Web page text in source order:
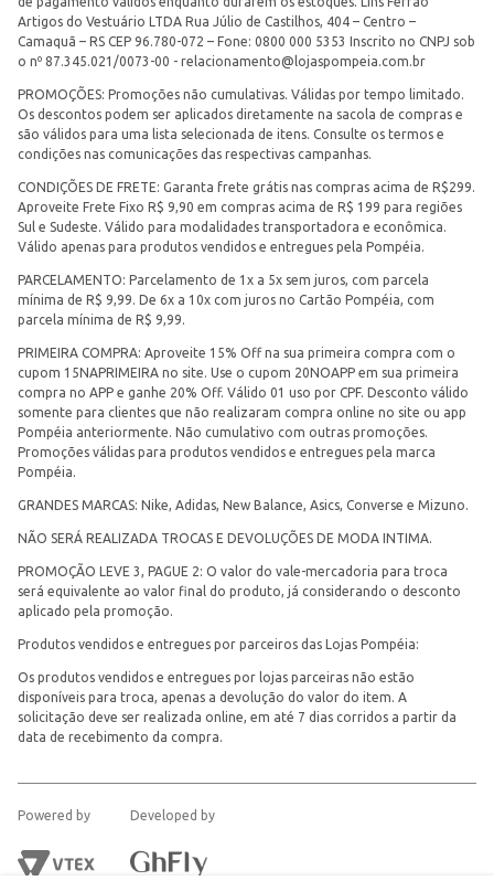
Artigos do Vestuário LTDA Rua Júlio de Castilhos, 404 – Centro –
Camaquã – RS CEP 96.780-072 – Fone: 0800 000 5353 Inscrito no CNPJ sob
o nº 87.345.021/0073-00 - relacionamento@lojaspompeia.com.br
PROMOÇÕES: Promoções não cumulativas. Válidas por tempo limitado.
Os descontos podem ser aplicados diretamente na sacola de compras e
são válidos para uma lista selecionada de itens. Consulte os termos e
condições nas comunicações das respectivas campanhas.
CONDIÇÕES DE FRETE: Garanta frete grátis nas compras acima de R$299.
Aproveite Frete Fixo R$ 9,90 em compras acima de R$ 199 para regiões
Sul e Sudeste. Válido para modalidades transportadora e econômica.
Válido apenas para produtos vendidos e entregues pela Pompéia.
PARCELAMENTO: Parcelamento de 1x a 5x sem juros, com parcela
mínima de R$ 9,99. De 6x a 10x com juros no Cartão Pompéia, com
parcela mínima de R$ 9,99.
PRIMEIRA COMPRA: Aproveite 15% Off na sua primeira compra com o
cupom 15NAPRIMEIRA no site. Use o cupom 20NOAPP em sua primeira
compra no APP e ganhe 20% Off. Válido 01 uso por CPF. Desconto válido
somente para clientes que não realizaram compra online no site ou app
Pompéia anteriormente. Não cumulativo com outras promoções.
Promoções válidas para produtos vendidos e entregues pela marca
Pompéia.
GRANDES MARCAS: Nike, Adidas, New Balance, Asics, Converse e Mizuno.
NÃO SERÁ REALIZADA TROCAS E DEVOLUÇÕES DE MODA INTIMA.
PROMOÇÃO LEVE 3, PAGUE 2: O valor do vale-mercadoria para troca
será equivalente ao valor final do produto, já considerando o desconto
aplicado pela promoção.
Produtos vendidos e entregues por parceiros das Lojas Pompéia:
Os produtos vendidos e entregues por lojas parceiras não estão
disponíveis para troca, apenas a devolução do valor do item. A
solicitação deve ser realizada online, em até 7 dias corridos a partir da
data de recebimento da compra.
Powered by Developed by